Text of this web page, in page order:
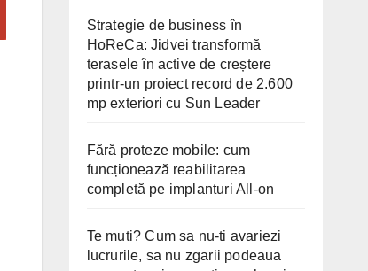
Strategie de business în
HoReCa: Jidvei transformă
terasele în active de creștere
printr-un proiect record de 2.600
mp exteriori cu Sun Leader
Fără proteze mobile: cum
funcționează reabilitarea
completă pe implanturi All-on
Te muti? Cum sa nu-ti avariezi
lucrurile, sa nu zgarii podeaua